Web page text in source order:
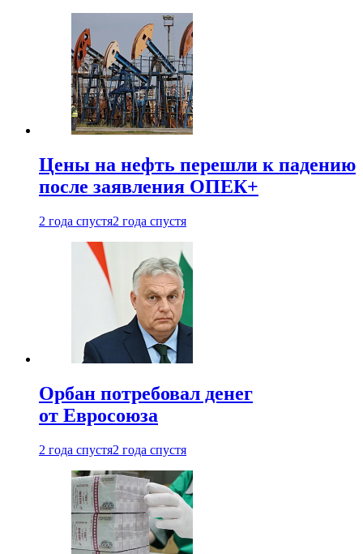
Цены на нефть перешли к падению
после заявления ОПЕК+
2 года спустя2 года спустя
Орбан потребовал денег
от Евросоюза
2 года спустя2 года спустя